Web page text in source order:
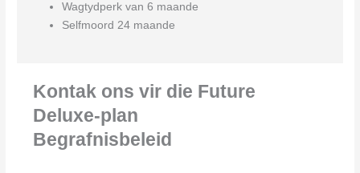
Wagtydperk van 6 maande
Selfmoord 24 maande
Kontak ons vir die Future
Deluxe-plan
Begrafnisbeleid